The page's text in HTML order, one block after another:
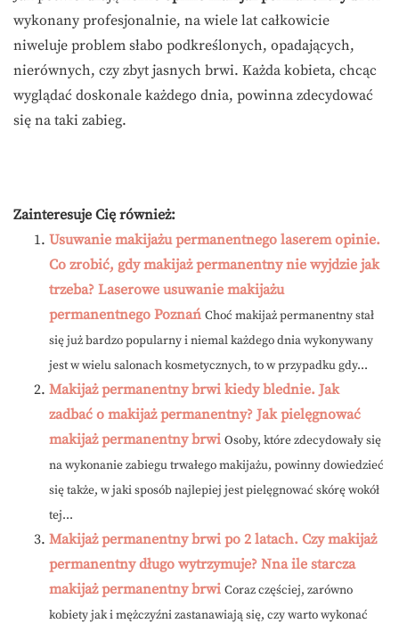
wykonany profesjonalnie, na wiele lat całkowicie
niweluje problem słabo podkreślonych, opadających,
nierównych, czy zbyt jasnych brwi. Każda kobieta, chcąc
wyglądać doskonale każdego dnia, powinna zdecydować
się na taki zabieg.
Zainteresuje Cię również:
Usuwanie makijażu permanentnego laserem opinie.
Co zrobić, gdy makijaż permanentny nie wyjdzie jak
trzeba? Laserowe usuwanie makijażu
permanentnego Poznań Choć makijaż permanentny stał
się już bardzo popularny i niemal każdego dnia wykonywany
jest w wielu salonach kosmetycznych, to w przypadku gdy...
Makijaż permanentny brwi kiedy blednie. Jak
zadbać o makijaż permanentny? Jak pielęgnować
makijaż permanentny brwi Osoby, które zdecydowały się
na wykonanie zabiegu trwałego makijażu, powinny dowiedzieć
się także, w jaki sposób najlepiej jest pielęgnować skórę wokół
tej...
Makijaż permanentny brwi po 2 latach. Czy makijaż
permanentny długo wytrzymuje? Nna ile starcza
makijaż permanentny brwi Coraz częściej, zarówno
kobiety jak i mężczyźni zastanawiają się, czy warto wykonać